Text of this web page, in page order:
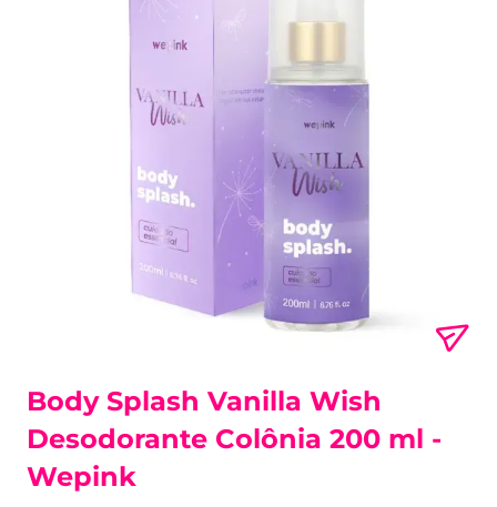
Body Splash Vanilla Wish
Desodorante Colônia 200 ml -
Wepink